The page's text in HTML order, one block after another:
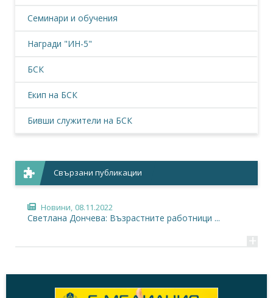
Семинари и обучения
Награди "ИН-5"
БСК
Екип на БСК
Бивши служители на БСК
Свързани публикации
Новини, 08.11.2022
Светлана Дончева: Възрастните работници ...
+